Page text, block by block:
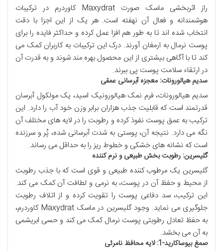
راز اثربخشی ماسک صورت Maxydrat کاوردرم در ترکیبات
هوشمندانه و فعال آن نهفته است. هر یک از این اجزا با دقت
انتخاب شده اند تا به طور هم افزا عمل کرده و حداکثر فایده را برای
پوست نرمال به ارمغان آورند. درک این ترکیبات به کاربران کمک می
کند تا با آگاهی بیشتری از این محصول بهره مند شوند و به قدرت آن
در ارتقاء سلامت پوست پی ببرند.
سدیم هیالورونات: معجزه آبرسانی عمقی
سدیم هیالورونات، فرم نمک هیالورونیک اسید، یک مولکول آبرسان
قدرتمند است که قابلیت جذب هزاران برابر وزن خود آب را دارد. این
ترکیب به عمق پوست نفوذ کرده و رطوبت را در لایه های مختلف آن
نگه می دارد. نتیجه آن، پوستی به شدت آبرسانی شده، پُر و سرزنده
است که نشانه های خشکی و خطوط ریز را به حداقل می رساند.
گلیسرین: رطوبت بخش طبیعی و نرم کننده
گلیسرین یک مرطوب کننده طبیعی و قوی است که با جذب رطوبت
از محیط و حفظ آن در پوست، به نرمی و لطافت آن کمک می کند.
این ترکیب، سد دفاعی پوست را تقویت کرده و از اتلاف رطوبت
جلوگیری می نماید. وجود گلیسرین در ماسک Maxydrat کاوردرم،
به حفظ تعادل رطوبتی پوست نرمال کمک می کند و حسی ابریشمی
به آن می بخشد.
صمغ بیوساکارید-1: لایه محافظ نامرئی